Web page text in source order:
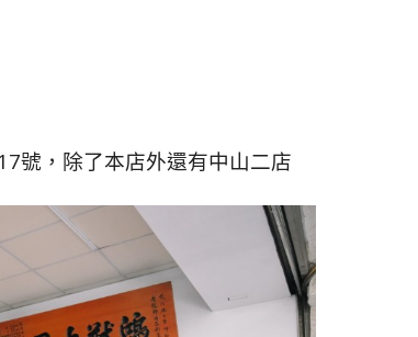
號，除了本店外還有中山二店